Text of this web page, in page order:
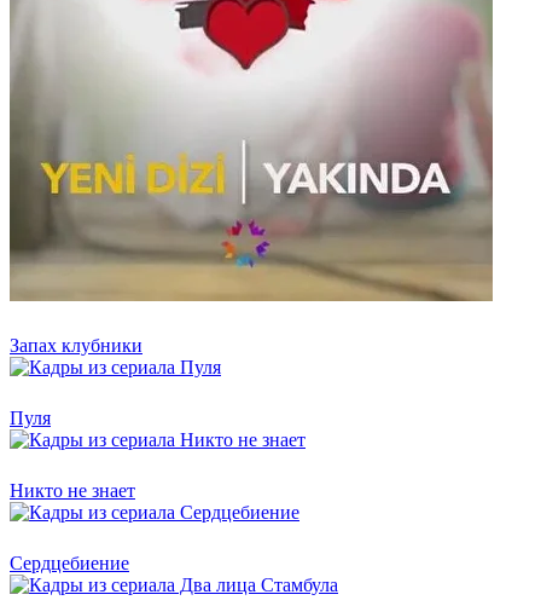
Запах клубники
Пуля
Никто не знает
Сердцебиение